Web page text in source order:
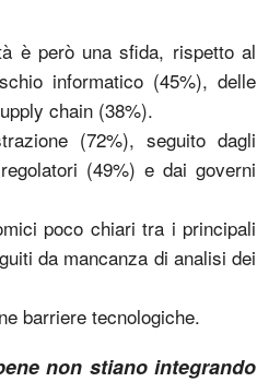
è però una sfida, rispetto al
informatico (45%), delle
chain (38%).
(72%), seguito dagli
(49%) e dai governi
poco chiari tra i principali
da mancanza di analisi dei
barriere tecnologiche.
non stiano integrando